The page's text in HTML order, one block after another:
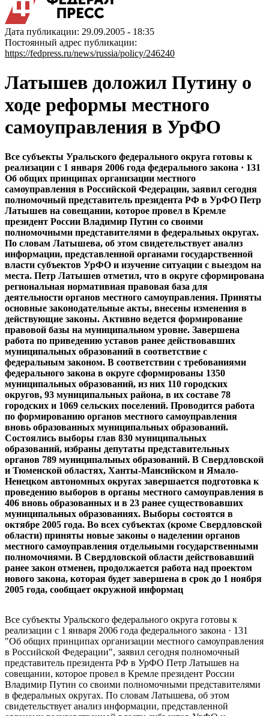
Дата публикации: 29.09.2005 - 18:35
Постоянный адрес публикации:
https://fedpress.ru/news/russia/policy/246240
Латышев доложил Путину о
ходе реформы местного
самоуправления в УрФО
Все субъекты Уральского федерального округа готовы к
реализации с 1 января 2006 года федерального закона · 131
Об общих принципах организации местного
самоуправления в Российской Федерации, заявил сегодня
полномочный представитель президента РФ в УрФО Петр
Латышев на совещании, которое провел в Кремле
президент России Владимир Путин со своими
полномочными представителями в федеральных округах.
По словам Латышева, об этом свидетельствует анализ
информации, представленной органами государственной
власти субъектов УрФО и изучение ситуации с выездом на
места. Петр Латышев отметил, что в округе сформирована
региональная нормативная правовая база для
деятельности органов местного самоуправления. Приняты
основные законодательные акты, внесены изменения в
действующие законы. Активно ведется формирование
правовой базы на муниципальном уровне. Завершена
работа по приведению уставов ранее действовавших
муниципальных образований в соответствие с
федеральным законом. В соответствии с требованиями
федерального закона в округе сформированы 1350
муниципальных образований, из них 110 городских
округов, 93 муниципальных района, в их составе 78
городских и 1069 сельских поселений. Проводится работа
по формированию органов местного самоуправления
вновь образованных муниципальных образований.
Состоялись выборы глав 830 муниципальных
образований, избраны депутаты представительных
органов 789 муниципальных образований. В Свердловской
и Тюменской областях, Ханты-Мансийском и Ямало-
Ненецком автономных округах завершается подготовка к
проведению выборов в органы местного самоуправления в
406 вновь образованных и в 23 ранее существовавших
муниципальных образованиях. Выборы состоятся в
октябре 2005 года. Во всех субъектах (кроме Свердловской
области) приняты новые законы о наделении органов
местного самоуправления отдельными государственными
полномочиями. В Свердловской области действовавший
ранее закон отменен, продолжается работа над проектом
нового закона, которая будет завершена в срок до 1 ноября
2005 года, сообщает окружной информац
Все субъекты Уральского федерального округа готовы к
реализации с 1 января 2006 года федерального закона · 131
"Об общих принципах организации местного самоуправления
в Российской Федерации", заявил сегодня полномочный
представитель президента РФ в УрФО Петр Латышев на
совещании, которое провел в Кремле президент России
Владимир Путин со своими полномочными представителями
в федеральных округах. По словам Латышева, об этом
свидетельствует анализ информации, представленной